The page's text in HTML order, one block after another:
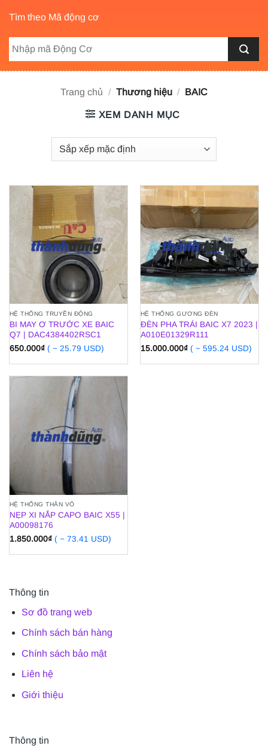
Tìm theo Mã động cơ
Trang chủ / Thương hiệu / BAIC
XEM DANH MỤC
HỆ THỐNG TRUYỀN ĐỘNG
BI MAY Ơ TRƯỚC XE BAIC
Q7 | DAC4384402RSC1
650.000₫ ( ~ 25.79 USD)
HỆ THỐNG GƯƠNG ĐÈN
ĐÈN PHA TRÁI BAIC X7 2023 |
A010E01329R111
15.000.000₫ ( ~ 595.24 USD)
HỆ THỐNG THÂN VỎ
NẸP XI NẮP CAPO BAIC X55 |
A00098176
1.850.000₫ ( ~ 73.41 USD)
Thông tin
Sơ đồ trang web
Chính sách bán hàng
Chính sách bảo mật
Liên hệ
Giới thiệu
Thông tin